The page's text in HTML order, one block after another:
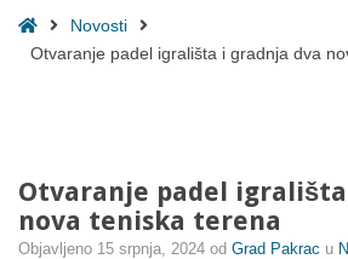
HomeNovosti
Otvaranje padel igrališta i gradnja dva
Otvaranje padel
nova teniska terena
Objavljeno 15 srpnja, 2024 od Grad Pakrac u